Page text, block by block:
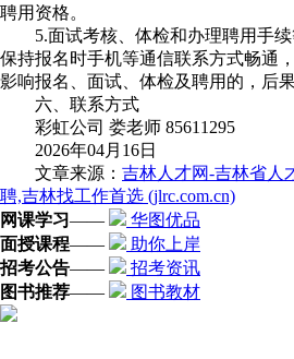
聘用资格。
5.面试考核、体检和办理聘用手续
保持报名时手机等通信联系方式畅通
影响报名、面试、体检及聘用的，后果
六、联系方式
彩虹公司 娄老师 85611295
2026年04月16日
文章来源： 吉林人才网-吉林省人
聘,吉林找工作首选 (jlrc.com.cn)
网课学习——
华图优品
面授课程——
助你上岸
招考公告——
招考资讯
图书推荐—— 图书教材